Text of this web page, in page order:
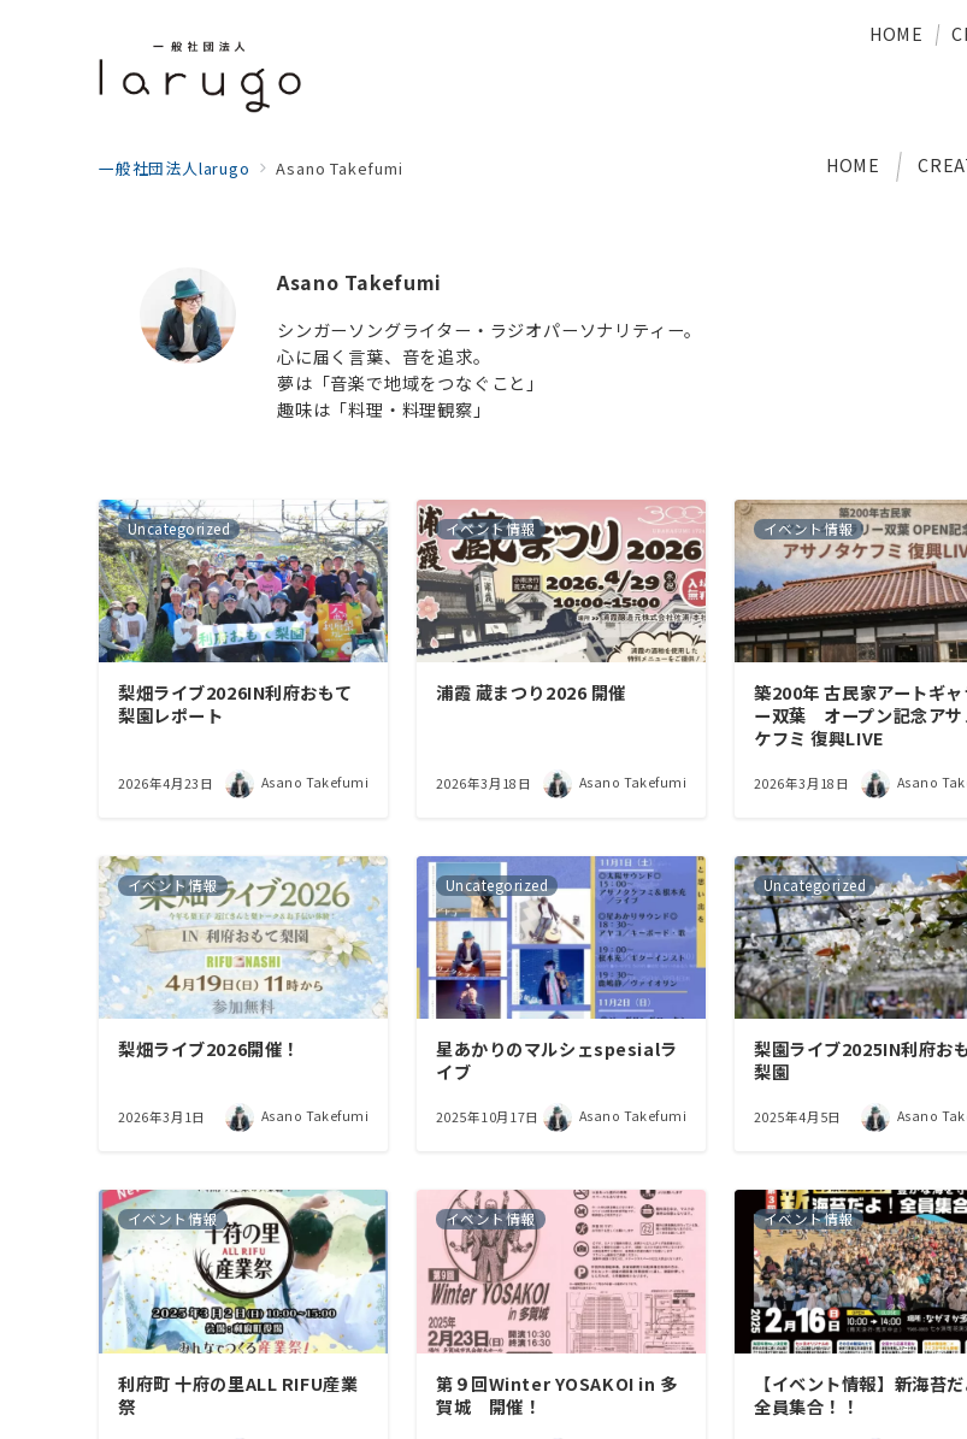
HOME
HOME
一般社団法人larugo Asano Takefumi
Asano Takefumi
シンガーソングライター・ラジオパーソナリティー。
心に届く言葉、音を追求。
夢は「音楽で地域をつなぐこと」
趣味は「料理・料理観察」
Uncategorized
梨畑ライブ2026IN利府おもて
梨園レポート
2026年4月23日 Asano Takefumi
イベント情報
浦霞 蔵まつり2026 開催
2026年3月18日 Asano Takefumi
イベント情報
築200年 古民家アートギャ
ー双葉 オープン記念アサ
ケフミ 復興LIVE
2026年3月18日 Asano
イベント情報
梨畑ライブ2026開催！
2026年3月1日 Asano Takefumi
Uncategorized
星あかりのマルシェspesialラ
イブ
2025年10月17日 Asano Takefumi
Uncategorized
梨園ライブ2025IN利府お
梨園
2025年4月5日 Asano
イベント情報
利府町 十府の里ALL RIFU産業
祭
イベント情報
第９回Winter YOSAKOI in 多
賀城 開催！
イベント情報
【イベント情報】新海苔だ
全員集合！！